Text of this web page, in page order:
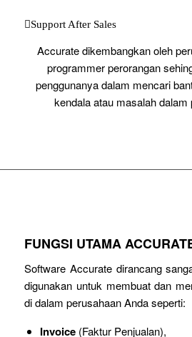
Support After Sales
Accurate dikembangkan oleh
programmer perorangan
penggunanya dalam mencari
kendala atau masalah dalam
FUNGSI UTAMA
Software Accurate dirancang
digunakan untuk membuat dan
di dalam perusahaan Anda seperti:
Invoice(Faktur Penjualan),